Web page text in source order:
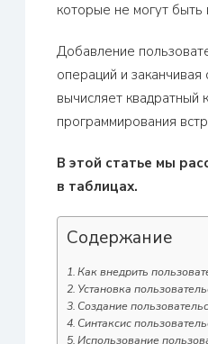
которые не могут
Добавление
операций и
вычисляет квадратный
программирования
В этой статье мы
в таблицах.
Содержание
Как внедрить
Установка
Создание
Синтаксис
Использование